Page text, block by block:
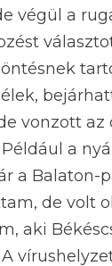
végül a
vonzott
a
a Balaton-
de volt
aki